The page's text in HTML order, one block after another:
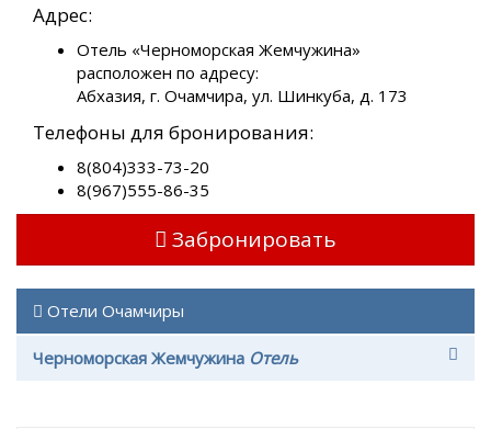
Адрес:
Отель «Черноморская Жемчужина»
расположен по адресу:
Абхазия, г. Очамчира, ул. Шинкуба, д. 173
Телефоны для бронирования:
8(804)333-73-20
8(967)555-86-35
Забронировать
Отели Очамчиры
Черноморская Жемчужина Отель